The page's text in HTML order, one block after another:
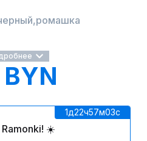
1д22ч57м03c
☀️